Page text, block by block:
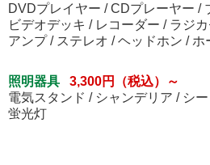
DVDプレイヤー / CDプレーヤー /
ビデオデッキ / レコーダー / ラジ
アンプ / ステレオ / ヘッドホン /
照明器具
3,300円（税込）～
電気スタンド / シャンデリア / シ
蛍光灯